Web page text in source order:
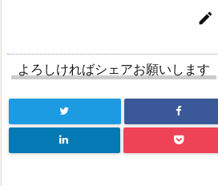

よろしければシェアお願いします